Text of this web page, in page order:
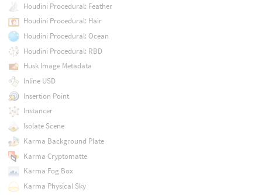
Houdini Procedural: Feather
Houdini Procedural: Hair
Houdini Procedural: Ocean
Houdini Procedural: RBD
Husk Image Metadata
Inline USD
Insertion Point
Instancer
Isolate Scene
Karma Background Plate
Karma Cryptomatte
Karma Fog Box
Karma Physical Sky